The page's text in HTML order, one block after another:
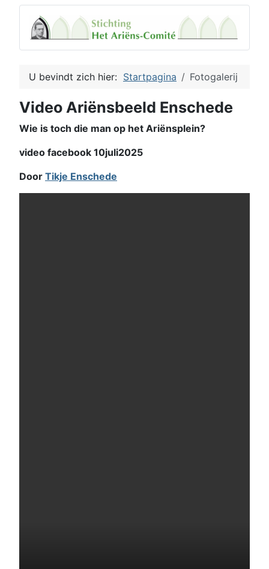
U bevindt zich hier: Startpagina Fotogalerij
Video Ariënsbeeld Enschede
Wie is toch die man op het Ariënsplein?
video facebook 10juli2025
Door Tikje Enschede